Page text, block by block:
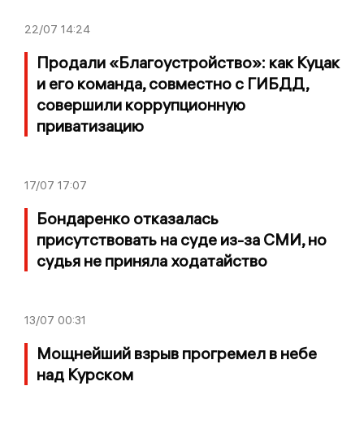
22/07 14:24
Продали «Благоустройство»: как Куцак
и его команда, совместно с ГИБДД,
совершили коррупционную
приватизацию
17/07 17:07
Бондаренко отказалась
присутствовать на суде из-за СМИ, но
судья не приняла ходатайство
13/07 00:31
Мощнейший взрыв прогремел в небе
над Курском